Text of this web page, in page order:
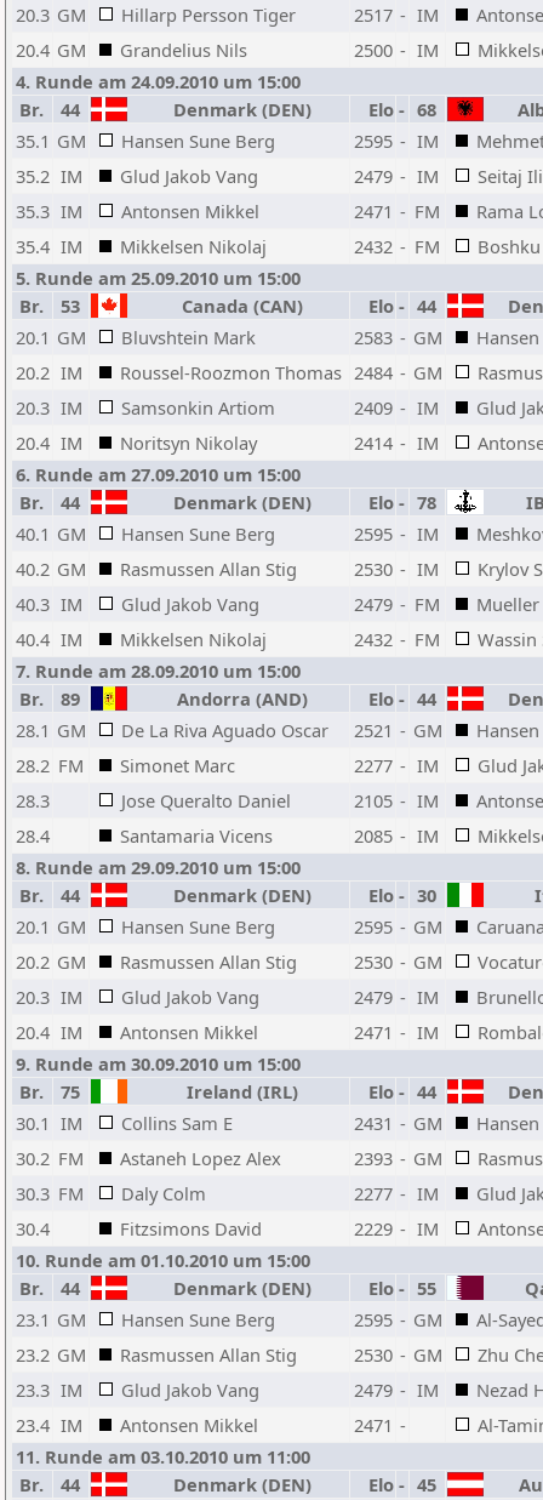
20.3 GM Hillarp Persson Tiger 2517 - IM
20.4 GM Grandelius Nils 2500 - IM
4. Runde am 24.09.2010 um 15:00
Br.
44 Denmark (DEN) Elo - 68
35.1 GM Hansen Sune Berg 2595 - IM
35.2 IM Glud Jakob Vang 2479 - IM
Seitaj
35.3 IM Antonsen Mikkel 2471 - FM
Rama
35.4 IM Mikkelsen Nikolaj 2432 - FM
5. Runde am 25.09.2010 um 15:00
Br.
53 Canada (CAN) Elo - 44
20.1 GM Bluvshtein Mark 2583 - GM
20.2 IM Roussel-Roozmon Thomas 2484 - GM
20.3 IM Samsonkin Artiom 2409 - IM
Glud
20.4 IM Noritsyn Nikolay 2414 - IM
6. Runde am 27.09.2010 um 15:00
Br.
44 Denmark (DEN) Elo - 78
40.1 GM Hansen Sune Berg 2595 - IM
40.2 GM Rasmussen Allan Stig 2530 - IM
Krylov
40.3 IM Glud Jakob Vang 2479 - FM
40.4 IM Mikkelsen Nikolaj 2432 - FM
Wassin
7. Runde am 28.09.2010 um 15:00
Br.
89 Andorra (AND) Elo - 44
28.1 GM De La Riva Aguado Oscar 2521 - GM
28.2 FM Simonet Marc 2277 - IM
Glud
28.3
Jose Queralto Daniel 2105 - IM
28.4
Santamaria Vicens 2085 - IM
8. Runde am 29.09.2010 um 15:00
Br.
44 Denmark (DEN) Elo - 30
20.1 GM Hansen Sune Berg 2595 - GM
20.2 GM Rasmussen Allan Stig 2530 - GM
20.3 IM Glud Jakob Vang 2479 - IM
20.4 IM Antonsen Mikkel 2471 - IM
9. Runde am 30.09.2010 um 15:00
Br.
75 Ireland (IRL) Elo - 44
30.1 IM Collins Sam E 2431 - GM
30.2 FM Astaneh Lopez Alex 2393 - GM
30.3 FM Daly Colm 2277 - IM
Glud
30.4
Fitzsimons David 2229 - IM
10. Runde am 01.10.2010 um 15:00
Br.
44 Denmark (DEN) Elo - 55
23.1 GM Hansen Sune Berg 2595 - GM
Al-
23.2 GM Rasmussen Allan Stig 2530 - GM
Zhu
23.3 IM Glud Jakob Vang 2479 - IM
Nezad
23.4 IM Antonsen Mikkel 2471 -
Al-
11. Runde am 03.10.2010 um 11:00
Br.
44 Denmark (DEN) Elo - 45